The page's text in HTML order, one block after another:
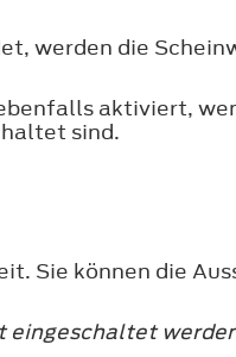
werden die
aktiviert,
sind.
Sie können die